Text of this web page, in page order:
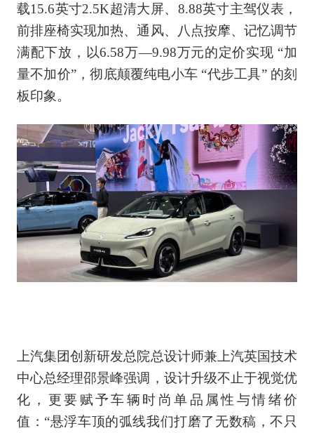
载15.6英寸2.5K超清大屏、8.88英寸主驾仪表，
前排座椅实现加热、通风、八点按摩、记忆调节
满配下放，以6.58万—9.98万元的定价实现 “加
量不加价”，彻底颠覆纯电小车 “代步工具” 的刻
板印象。
上汽集团创新研发总院总设计师兼上汽英国技术
中心总经理邵景峰强调，设计升级不止于视觉优
化，更要赋予车辆时尚单品属性与情绪价
值：“悬浮车顶的弧线我们打磨了无数稿，不只